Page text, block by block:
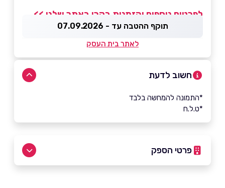
לפרטים נוספים והזמנות בקרו באתר שלנו >>
תוקף ההטבה עד - 07.09.2026
לאתר בית העסק
חשוב לדעת
*התמונה להמחשה בלבד
*ט.ל.ח
פרטי הספק